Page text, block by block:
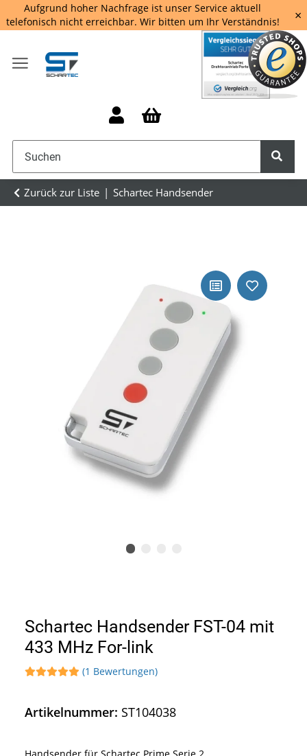
Aufgrund hoher Nachfrage ist unser Service aktuell
telefonisch nicht erreichbar. Wir bitten um Ihr Verständnis!
×
Zurück zur Liste Schartec Handsender
Schartec Handsender FST-04 mit
433 MHz For-link
(1 Bewertungen)
Artikelnummer: ST104038